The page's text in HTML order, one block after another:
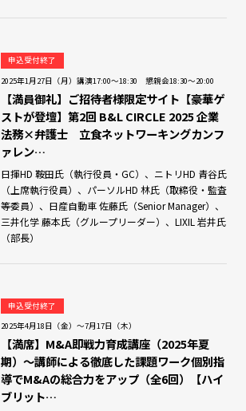
申込受付終了
2025年1月27日（月）講演17:00～18:30 懇親会18:30～20:00
【満員御礼】ご招待者様限定サイト【豪華ゲ
ストが登壇】第2回 B&L CIRCLE 2025 企業
法務×弁護士 立食ネットワーキングカンフ
ァレン…
日揮HD 鞍田氏（執行役員・GC）、ニトリHD 青谷氏
（上席執行役員）、パーソルHD 林氏（取締役・監査
等委員）、日産自動車 佐藤氏（Senior Manager）、
三井化学 藤本氏（グループリーダー）、LIXIL 岩井氏
（部長）
申込受付終了
2025年4月18日（金）～7月17日（木）
【満席】M&A即戦力育成講座（2025年夏
期）～講師による徹底した課題ワーク個別指
導でM&Aの総合力をアップ（全6回）【ハイ
ブリット…